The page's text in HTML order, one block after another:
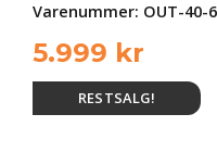
Varenummer: OUT-40-
5.999 kr
RESTSALG!